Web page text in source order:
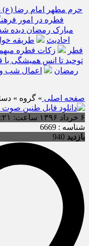
حرم مطهر امام رضا (ع)
فطره در امور
مبارک رمضان دیده
احادیث
طریقه
فطر
زکات فطره
توحید تا انس همیشگی با
رمضان
اعمال شب
صفحه اصلی » گروه »
۶ خرداد ۱۳۹۶ ساعت: ۰:۲۱
شناسه : 6669
بازدید 940